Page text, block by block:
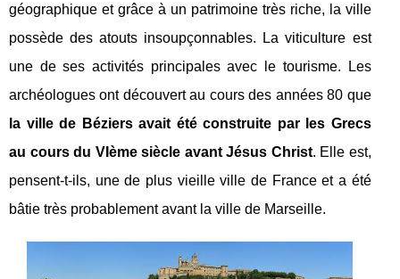
géographique et grâce à un patrimoine très riche, la ville
possède des atouts insoupçonnables. La viticulture est
une de ses activités principales avec le tourisme. Les
archéologues ont découvert au cours des années 80 que
la ville de Béziers avait été construite par les Grecs
au cours du VIème siècle avant Jésus Christ. Elle est,
pensent-t-ils, une de plus vieille ville de France et a été
bâtie très probablement avant la ville de Marseille.